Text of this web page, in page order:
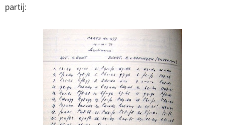
partij: